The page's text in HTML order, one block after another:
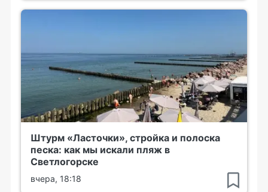
Штурм «Ласточки», стройка и полоска
песка: как мы искали пляж в
Светлогорске
вчера, 18:18